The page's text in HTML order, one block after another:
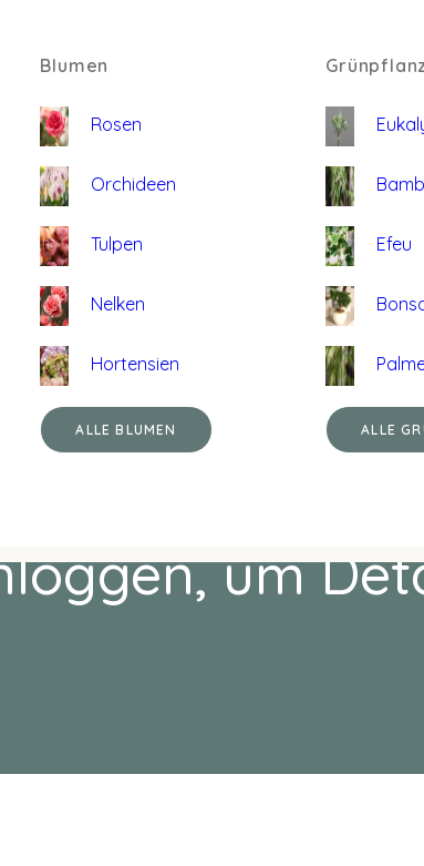
Blumen
Rosen
Orchideen
Tulpen
Nelken
Hortensien
ALLE BLUMEN
Efeu
ALLE
um